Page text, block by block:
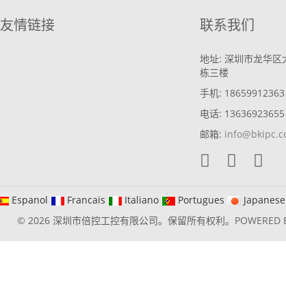
友情链接 联系我们
地址: 深圳市龙华区
栋三楼
手机: 18659912363
电话: 13636923655
邮箱:
Espanol Francais Italiano Portugues Japanese
© 2026 深圳市倍控工控有限公司。保留所有权利。 POWERED